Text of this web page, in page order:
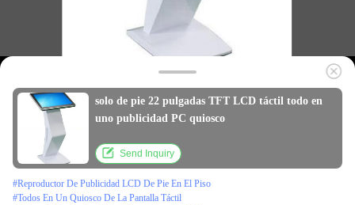
solo de pie 22 pulgadas TFT LCD táctil todo en
uno publicidad PC quiosco
Send Inquiry
#Reproductor De Publicidad LCD De Pie En El Piso
#Todos En Un Quiosco De La Pantalla Táctil